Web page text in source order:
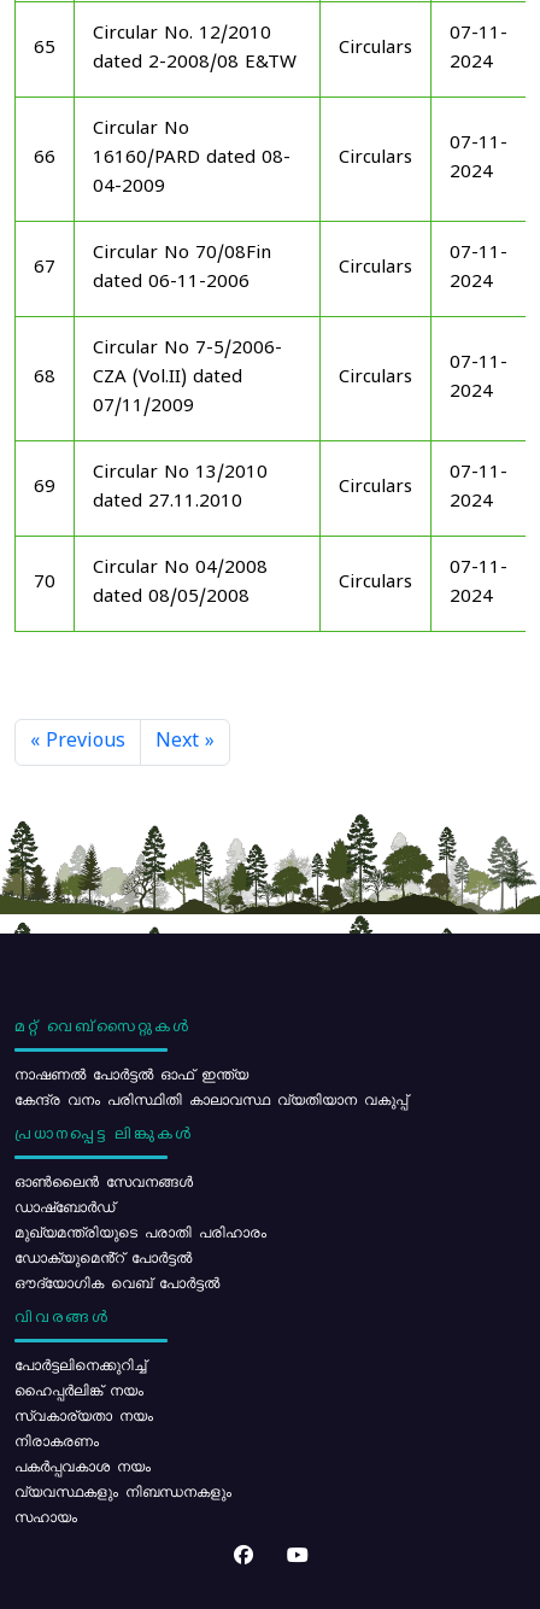
65
Circular No. 12/2010
dated 2-2008/08 E&TW
Circulars
07-11-
2024
66
Circular No
16160/PARD dated 08-
04-2009
Circulars
07-11-
2024
67
Circular No 70/08Fin
dated 06-11-2006
Circulars
07-11-
2024
68
Circular No 7-5/2006-
CZA (Vol.II) dated
07/11/2009
Circulars
07-11-
2024
69
Circular No 13/2010
dated 27.11.2010
Circulars
07-11-
2024
70
Circular No 04/2008
dated 08/05/2008
Circulars
07-11-
2024
« Previous Next »
മറ്റ് വെബ്സൈറ്റുകൾ
നാഷണൽ പോർട്ടൽ ഓഫ് ഇന്ത്യ
കേന്ദ്ര വനം പരിസ്ഥിതി കാലാവസ്ഥ വ്യതിയാന വകുപ്പ്
പ്രധാനപ്പെട്ട ലിങ്കുകൾ
ഓൺലൈൻ സേവനങ്ങൾ
ഡാഷ്ബോർഡ്
മുഖ്യമന്ത്രിയുടെ പരാതി പരിഹാരം
ഡോക്യുമെൻ്റ് പോർട്ടൽ
ഔദ്യോഗിക വെബ് പോർട്ടൽ
വിവരങ്ങൾ
പോര്‍ട്ടലിനെക്കുറിച്ച്
ഹൈപ്പർലിങ്ക് നയം
സ്വകാര്യതാ നയം
നിരാകരണം
പകർപ്പവകാശ നയം
വ്യവസ്ഥകളും നിബന്ധനകളും
സഹായം